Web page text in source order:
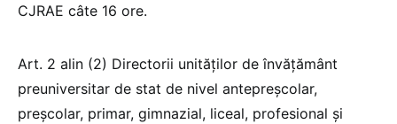
CJRAE câte 16 ore.
Art. 2 alin (2) Directorii unităților de învățământ
preuniversitar de stat de nivel antepreșcolar,
preșcolar, primar, gimnazial, liceal, profesional și